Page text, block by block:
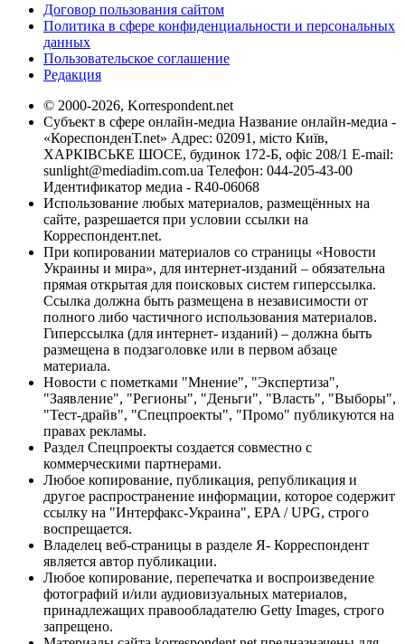
Договор пользования сайтом
Политика в сфере конфиденциальности и персональных
данных
Пользовательское соглашение
Редакция
© 2000-2026, Korrespondent.net
Субъект в сфере онлайн-медиа Название онлайн-медиа -
«КореспонденТ.net» Адрес: 02091, місто Київ,
ХАРКІВСЬКЕ ШОСЕ, будинок 172-Б, офіс 208/1 E-mail:
sunlight@mediadim.com.ua Телефон: 044-205-43-00
Идентификатор медиа - R40-06068
Использование любых материалов, размещённых на
сайте, разрешается при условии ссылки на
Корреспондент.net.
При копировании материалов со страницы «Новости
Украины и мира», для интернет-изданий – обязательна
прямая открытая для поисковых систем гиперссылка.
Ссылка должна быть размещена в независимости от
полного либо частичного использования материалов.
Гиперссылка (для интернет- изданий) – должна быть
размещена в подзаголовке или в первом абзаце
материала.
Новости с пометками "Мнение", "Экспертиза",
"Заявление", "Регионы", "Деньги", "Власть", "Выборы",
"Тест-драйв", "Спецпроекты", "Промо" публикуются на
правах рекламы.
Раздел Спецпроекты создается совместно с
коммерческими партнерами.
Любое копирование, публикация, републикация и
другое распространение информации, которое содержит
ссылку на "Интерфакс-Украина", EPA / UPG, строго
воспрещается.
Владелец веб-страницы в разделе Я- Корреспондент
является автор публикации.
Любое копирование, перепечатка и воспроизведение
фотографий и/или аудиовизуальных материалов,
принадлежащих правообладателю Getty Images, строго
запрещено.